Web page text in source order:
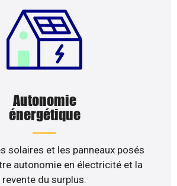
Autonomie
énergétique
solaires et les panneaux posés
autonomie en électricité et la
revente du surplus.